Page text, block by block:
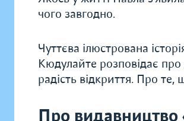
чого завгодно.
Чуттєва ілюстрована
Кюдулайте розповідає
радість відкриття. Про
Про видавництво